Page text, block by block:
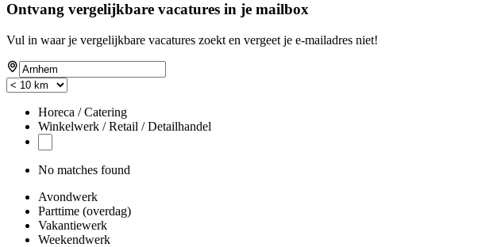
Ontvang vergelijkbare vacatures in je mailbox
Vul in waar je vergelijkbare vacatures zoekt en vergeet je e-mailadres niet!
Horeca / Catering
Winkelwerk / Retail / Detailhandel
No matches found
Avondwerk
Parttime (overdag)
Vakantiewerk
Weekendwerk